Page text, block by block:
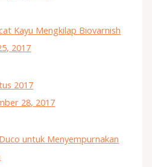
Kayu Mengkilap Biovarnish
2017
2017
28, 2017
untuk Menyempurnakan